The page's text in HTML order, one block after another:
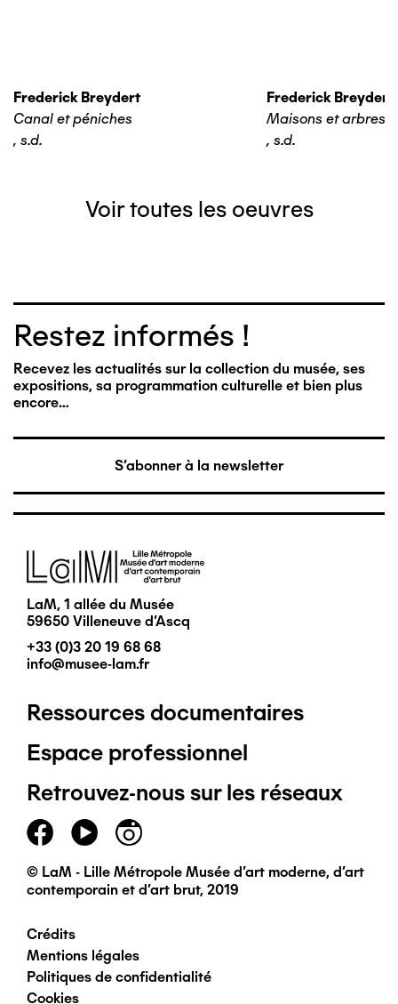
Frederick Breydert
Canal et péniches
, s.d.
Frederick Breydert
Maisons et arbres
, s.d.
Voir toutes les oeuvres
Restez informés !
Recevez les actualités sur la collection du musée, ses
expositions, sa programmation culturelle et bien plus
encore…
S'abonner à la newsletter
Image
LaM, 1 allée du Musée
59650 Villeneuve d'Ascq
+33 (0)3 20 19 68 68
info@musee-lam.fr
Pied
de
page
principal
Ressources documentaires
Espace professionnel
Retrouvez-nous sur les réseaux
© LaM - Lille Métropole Musée d'art moderne, d'art
contemporain et d'art brut, 2019
Pied
de
Crédits
Mentions légales
Politiques de confidentialité
Cookies